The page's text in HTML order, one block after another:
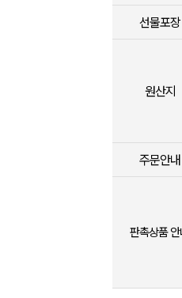
선물포장
원산지
주문안내
판촉상품 안